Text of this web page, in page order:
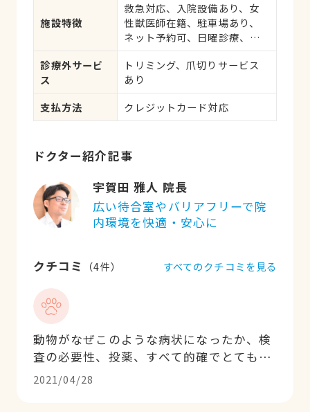
ん、アレルギー、歯と口腔系
疾患
施設特徴
救急対応、入院設備あり、女
性獣医師在籍、駐車場あり、
ネット予約可、日曜診療、祝
診療外サービ
ス
トリミング、爪切りサービス
あり
支払方法
クレジットカード対応
ドクター紹介記事
宇賀田 雅人 院長
広い待合室やバリアフリーで院
内環境を快適・安心に
クチコミ （4件）
動物がなぜこのような病状になったか、検
査の必要性、投薬、すべて的確でとてもわ
かりやすく説明してくださいます。院内も
待合室が広く、コロナ対策もしっかりされ
2021/04/28
すべてのクチコミを見る